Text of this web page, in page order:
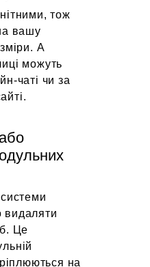
тож
вашу
А
можуть
чаті чи за
видаляти
Це
на